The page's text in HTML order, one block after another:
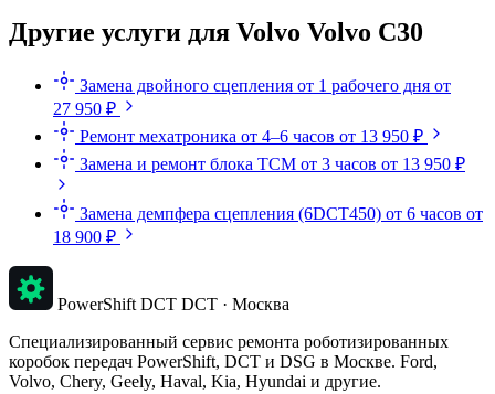
Другие услуги для Volvo Volvo C30
Замена двойного сцепления от 1 рабочего дня от
27 950 ₽
Ремонт мехатроника от 4–6 часов от 13 950 ₽
Замена и ремонт блока TCM от 3 часов от 13 950 ₽
Замена демпфера сцепления (6DCT450) от 6 часов от
18 900 ₽
PowerShift DCT DCT · Москва
Специализированный сервис ремонта роботизированных
коробок передач PowerShift, DCT и DSG в Москве. Ford,
Volvo, Chery, Geely, Haval, Kia, Hyundai и другие.